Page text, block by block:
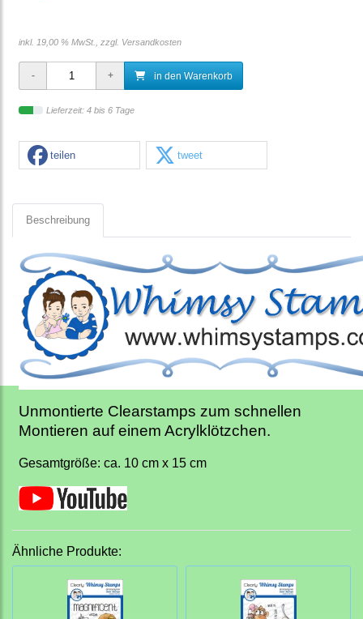
inkl. 19,00 % MwSt., zzgl. Versandkosten
in den Warenkorb
Lieferzeit: 4 bis 6 Tage
teilen tweet
Beschreibung
Unmontierte Clearstamps zum schnellen
Montieren auf einem Acrylklötzchen.
Gesamtgröße: ca. 10 cm x 15 cm
Ähnliche Produkte: